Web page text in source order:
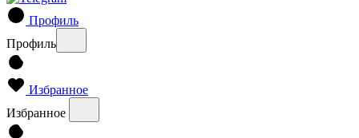
Профиль
Профиль
Избранное
Избранное